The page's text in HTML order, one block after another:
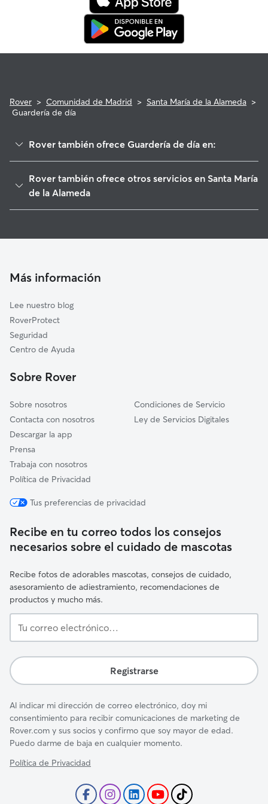
Rover > Comunidad de Madrid > Santa María de la Alameda >
Guardería de día
Rover también ofrece Guardería de día en:
San Lorenzo de El Escorial
Valdemaqueda
El Escorial
Guadarrama
El Hoyo de Pinares
Rover también ofrece otros servicios en Santa María
de la Alameda
Cuidadores a domicilio en Santa-Maria-De-La-Alameda
Más información
Lee nuestro blog
RoverProtect
Seguridad
Centro de Ayuda
Sobre Rover
Sobre nosotros
Contacta con nosotros
Descargar la app
Prensa
Trabaja con nosotros
Política de Privacidad
Condiciones de Servicio
Ley de Servicios Digitales
Tus preferencias de privacidad
Recibe en tu correo todos los consejos
necesarios sobre el cuidado de mascotas
Recibe fotos de adorables mascotas, consejos de cuidado,
asesoramiento de adiestramiento, recomendaciones de
productos y mucho más.
correo
Registrarse
Al indicar mi dirección de correo electrónico, doy mi
consentimiento para recibir comunicaciones de marketing de
Rover.com y sus socios y confirmo que soy mayor de edad.
Puedo darme de baja en cualquier momento.
Política de Privacidad